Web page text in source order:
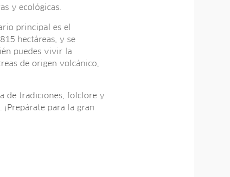
y ecológicas.
principal es el
hectáreas, y se
puedes vivir la
de origen volcánico,
de tradiciones, folclore y
para la gran